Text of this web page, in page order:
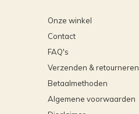
Onze winkel
Contact
FAQ's
Verzenden & retourneren
Betaalmethoden
Algemene voorwaarden